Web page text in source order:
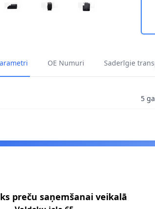
IEKĀRTA HITACHI 132264 1
RELEJS, PALAIŠANAS IEKĀRTA HITACHI
RELEJS, PALAIŠANAS IEKĀRTA
RELEJS, PALAIŠANAS
OE Numuri Saderīgie
5
preču saņemšanai veikalā